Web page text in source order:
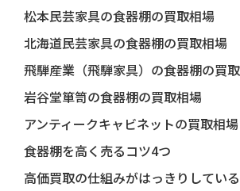
松本民芸家具の食器棚の買取相場
北海道民芸家具の食器棚の買取相場
飛騨産業（飛騨家具）の食器棚の買
岩谷堂箪笥の食器棚の買取相場
アンティークキャビネットの買取相場
食器棚を高く売るコツ4つ
高価買取の仕組みがはっきりしてい